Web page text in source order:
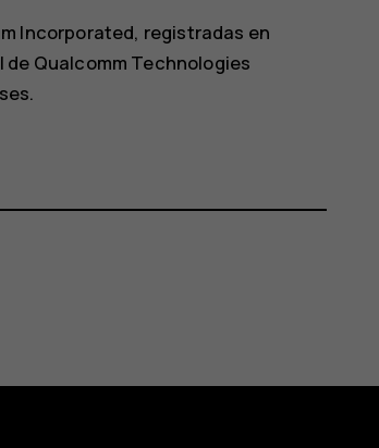
Incorporated, registradas en
de Qualcomm Technologies